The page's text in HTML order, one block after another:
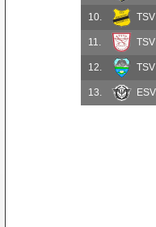
10.
11. TSV
12.
13.